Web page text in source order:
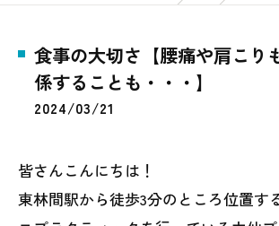
食事の大切さ【腰痛や肩こり
係することも・・・】
2024/03/21
皆さんこんにちは！
東林間駅から徒歩3分のところ位置す